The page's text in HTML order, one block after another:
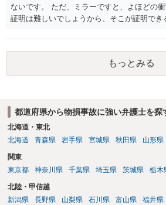
ないです。 ただ、ミラーですと、よほどの
証明は難しいでしょうから、そこが証明でき
もっとみる
都道府県から物損事故に強い弁護士を探
北海道・東北
北海道
青森県 岩手県 宮城県 秋田県 山形県
関東
東京都
神奈川県 千葉県 埼玉県 茨城県 栃木
北陸・甲信越
新潟県
長野県 山梨県 石川県 富山県 福井県